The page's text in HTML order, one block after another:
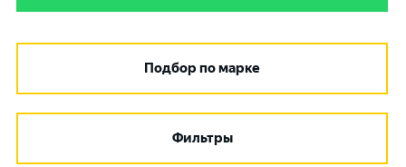
Подбор по марке
Фильтры